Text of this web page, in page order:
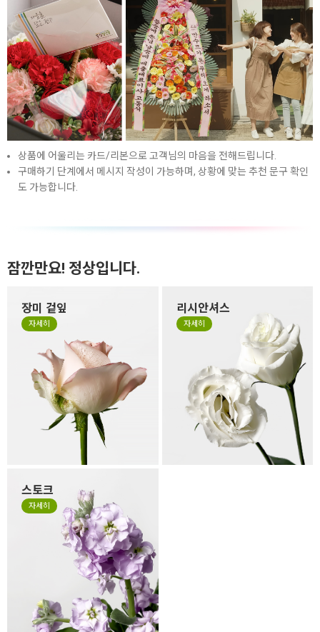
상품에 어울리는 카드/리본으로 고객님의 마음을 전해드립니다.
구매하기 단계에서 메시지 작성이 가능하며, 상황에 맞는 추천 문구 확인
도 가능합니다.
잠깐만요! 정상입니다.
장미 겉잎
자세히
장미 겉잎이 쭈글거리거나 잎
의 색이 바랜 것은 시든게 아니
라 꽃을 예쁜 형태로 싱싱하고
오랜 생명력을 유지하기 위해
떼지 않고 제작하는 경우가 있
습니다. 만일 겉잎이 보기 싫으
시면 겉잎 부분만 살짝 떼어 주
리시안셔스
자세히
리시안셔스는 꽃잎이 하늘거
리는 얇은 잎들로 구성되어 있
어서 소재 특성상 꽃 형태가 원
형이 아닌 타원형으로 눌리거
나, 봉오리 형태가 찌그러져 있
을 수 있습니다. 살아있는 꽃의
자연스런 모습이니 그 모습도
사랑해 주세요.
스토크
자세히
계절꽃 소재로 잘 사용하는 스
토크는 얇고 작은 잎들이 줄줄
이 달려 있는 꽃으로 이러한 특
성 때문에 꽃의 형태가 일정하
지 않고, 말려져 있거나 쭈글거
리며 자유로운 형태가 있는 꽃
입니다. 스토크는 말라서 시들
거나 지저분한 꽃이 아니니 오
해하지 말아주세요.